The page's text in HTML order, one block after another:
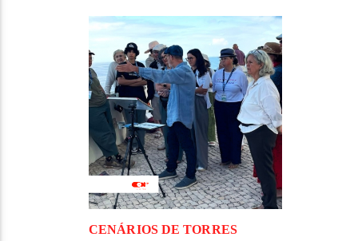
CENÁRIOS DE TORRES